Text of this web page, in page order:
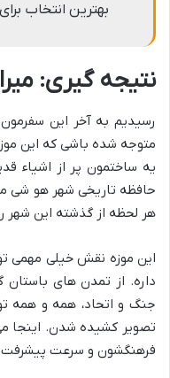
بهترین انتخاب
نتیجه گیری:
یه ساختمون پر از اشیاء
حافظه تاریخی شهر هو شی
هر لحظه از گذشته این شهر
این موزه نقش خیلی مهمی
داره. از تمدن های باستان
جنگ و اتحاد، همه و همه
تصویر کشیده شدن. اینجا
فرهنگشون و سرعت